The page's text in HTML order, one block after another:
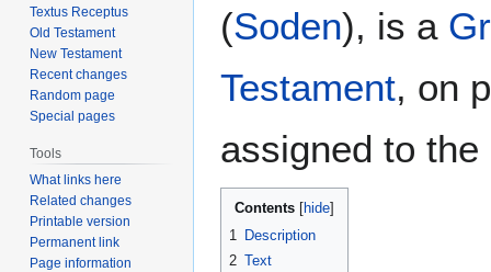
(Soden), is a
Testament, on
assigned to
Contents
1 Description
2 Text
Textus Receptus
Old Testament
New Testament
Recent changes
Random page
Special pages
Tools
What links here
Related changes
Printable version
Permanent link
Page information